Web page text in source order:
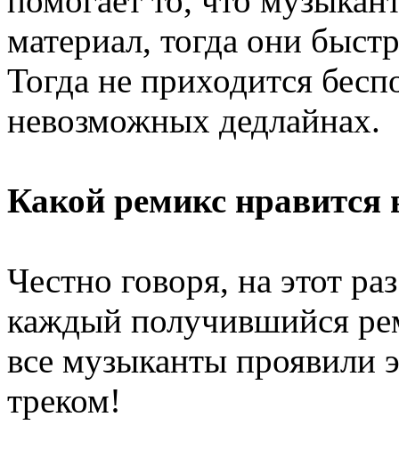
материал, тогда они
Тогда не приходится
невозможных дедлайнах.
Какой ремикс нравится
Честно говоря, на этот
каждый получившийся
все музыканты проявили
треком!